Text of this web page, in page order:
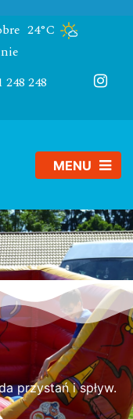
24°C
248 248
przystań i spływ.